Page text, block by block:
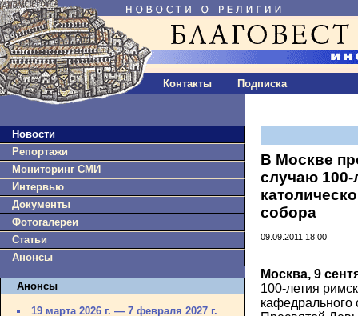
Контакты Подписка
Новости
Репортажи
Мониторинг СМИ
Интервью
Документы
Фотогалереи
Статьи
Анонсы
Анонсы
19 марта 2026 г. — 7 февраля 2027 г.
В Москве
случаю 100-
собора
09.09.2011 18:00
Москва, 9
100-летия
кафедрального